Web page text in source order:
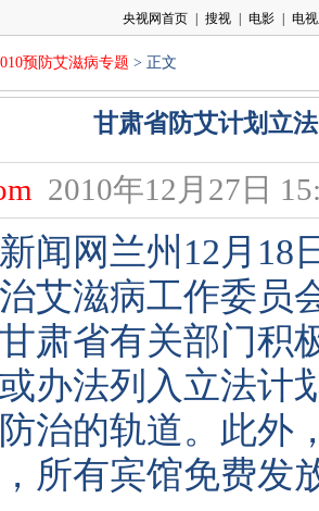
预防艾滋病专题 > 正文
甘肃省防艾计划立
2010年12月27日
网兰州12月18
艾滋病工作委员
甘肃省有关部门
办法列入立法计
治的轨道。此外
所有宾馆免费发